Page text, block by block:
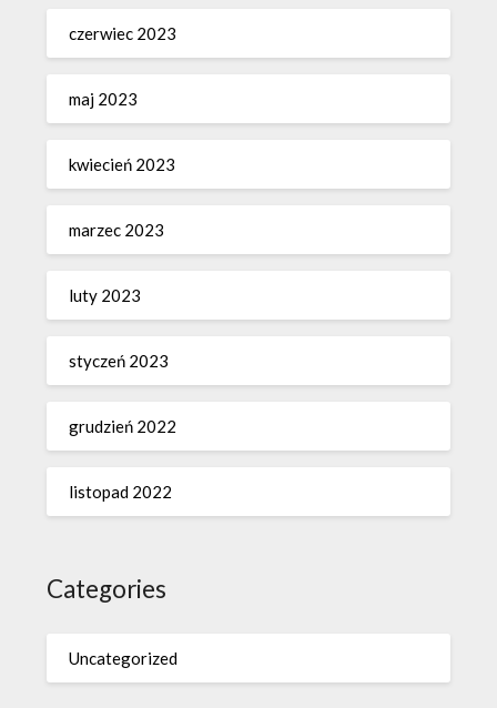
czerwiec 2023
maj 2023
kwiecień 2023
marzec 2023
luty 2023
styczeń 2023
grudzień 2022
listopad 2022
Categories
Uncategorized